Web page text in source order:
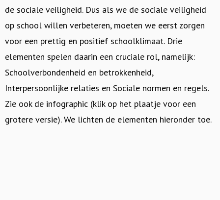
de sociale veiligheid. Dus als we de sociale veiligheid
op school willen verbeteren, moeten we eerst zorgen
voor een prettig en positief schoolklimaat. Drie
elementen spelen daarin een cruciale rol, namelijk:
Schoolverbondenheid en betrokkenheid,
Interpersoonlijke relaties en Sociale normen en regels.
Zie ook de infographic (klik op het plaatje voor een
grotere versie). We lichten de elementen hieronder toe.